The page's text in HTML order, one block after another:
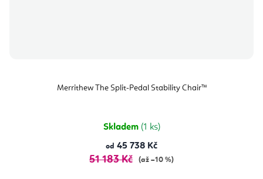
Merrithew The Split-Pedal Stability Chair™
Skladem (1 ks)
od 45 738 Kč
51 183 Kč (až –10 %)